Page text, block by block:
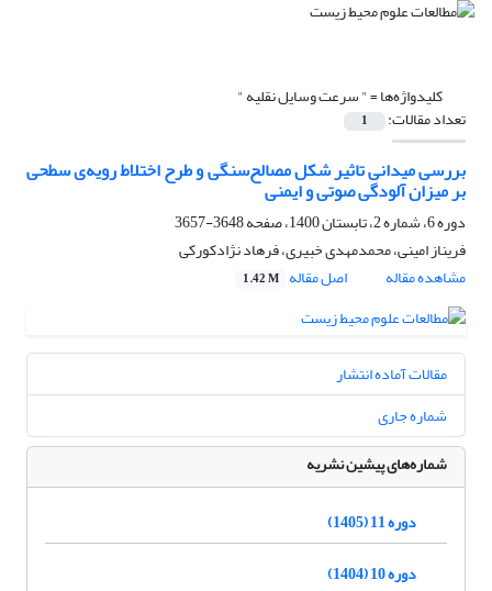
کلیدواژه‌ها =" سرعت وسایل ‌نقلیه "
تعداد مقالات: 1
بررسی میدانی تاثیر شکل مصالح‌سنگی و طرح اختلاط رویه‌ی سطحی
بر میزان آلودگی صوتی و ایمنی
دوره 6، شماره 2، تابستان 1400، صفحه
3648-3657
فریناز امینی، محمدمهدی خبیری، فرهاد نژادکورکی
مشاهده مقاله
اصل مقاله 1.42 M
مقالات آماده انتشار
شماره جاری
شماره‌های پیشین نشریه
دوره 11 (1405)
دوره 10 (1404)